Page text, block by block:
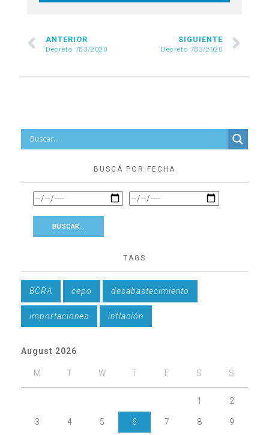
ANTERIOR
Decreto 783/2020
SIGUIENTE
Decreto 783/2020
BUSCÁ POR FECHA
TAGS
BCRA cepo desabastecimiento
importaciones inflación
August 2026
M T W T F S S
1 2
3 4 5 6 7 8 9